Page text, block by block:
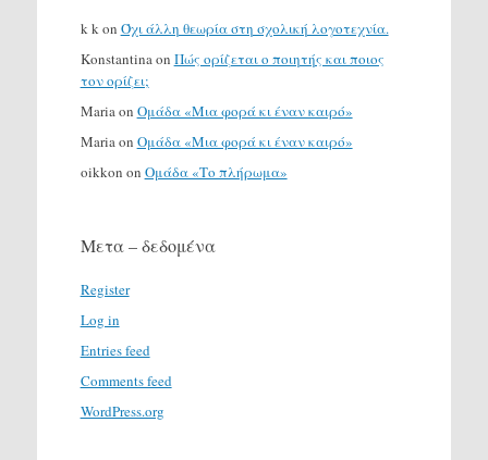
k kon Όχι άλλη θεωρία στη σχολική λογοτεχνία.
Konstantinaon Πώς ορίζεται ο ποιητής και ποιος
τον ορίζει;
Mariaon Ομάδα «Μια φορά κι έναν καιρό»
Mariaon Ομάδα «Μια φορά κι έναν καιρό»
oikkon on Ομάδα «Το πλήρωμα»
Μετα – δεδομένα
Register
Log in
Entries feed
Comments feed
WordPress.org